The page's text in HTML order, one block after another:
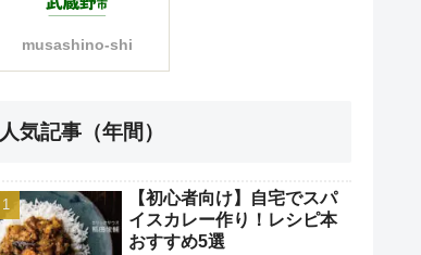
musashino-shi
人気記事（年間）
【初心者向け】自宅でスパ
イスカレー作り！レシピ本
おすすめ5選